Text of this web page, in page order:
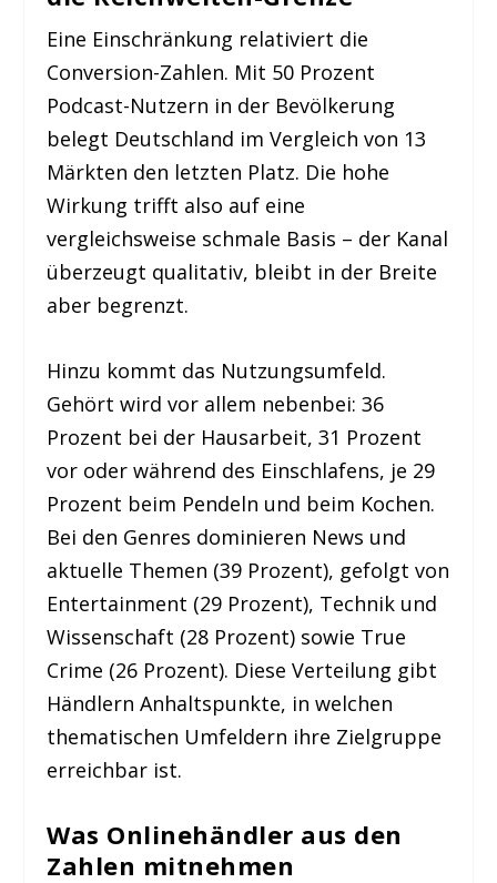
Eine Einschränkung relativiert die
Conversion-Zahlen. Mit 50 Prozent
Podcast-Nutzern in der Bevölkerung
belegt Deutschland im Vergleich von 13
Märkten den letzten Platz. Die hohe
Wirkung trifft also auf eine
vergleichsweise schmale Basis – der Kanal
überzeugt qualitativ, bleibt in der Breite
aber begrenzt.
Hinzu kommt das Nutzungsumfeld.
Gehört wird vor allem nebenbei: 36
Prozent bei der Hausarbeit, 31 Prozent
vor oder während des Einschlafens, je 29
Prozent beim Pendeln und beim Kochen.
Bei den Genres dominieren News und
aktuelle Themen (39 Prozent), gefolgt von
Entertainment (29 Prozent), Technik und
Wissenschaft (28 Prozent) sowie True
Crime (26 Prozent). Diese Verteilung gibt
Händlern Anhaltspunkte, in welchen
thematischen Umfeldern ihre Zielgruppe
erreichbar ist.
Was Onlinehändler aus den
Zahlen mitnehmen